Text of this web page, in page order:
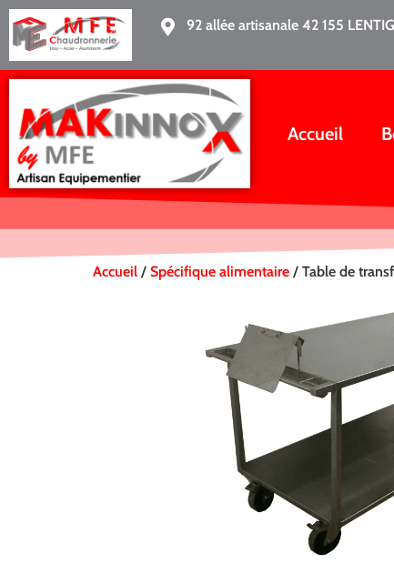
92 allée artisanale 42 155
Accueil
Accueil / Spécifique alimentaire / Table de